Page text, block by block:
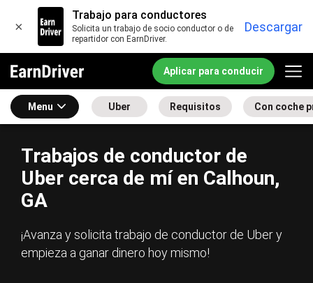
×
Trabajo para conductores
Solicita un trabajo de socio conductor o de
repartidor con EarnDriver.
Descargar
Aplicar para conducir
Menu Uber Requisitos Con coche
Trabajos de conductor de
Uber cerca de mí en Calhoun,
GA
¡Avanza y solicita trabajo de conductor de Uber y
empieza a ganar dinero hoy mismo!